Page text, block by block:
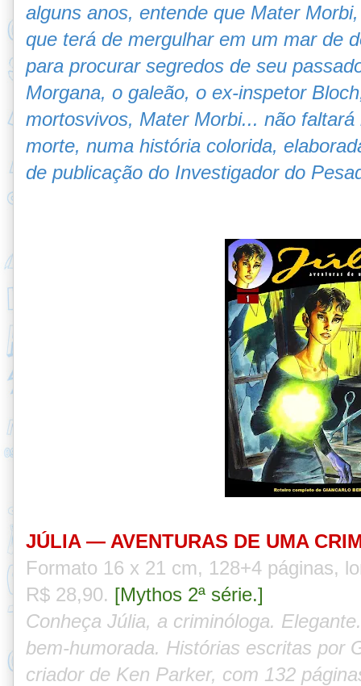
alguns anos, entende que Mater
que terá de mergulhar em um mar de
para procurar segredos de seu
Morgana, o galeão, o ex-inspetor
mortosvivos, Mater Morbi... não
morte, numa história colorida,
de publicação do Investigador do
JÚLIA — AVENTURAS DE UMA
Formato 16 x 21 cm, 128+4 páginas,
R$ 28,90. [Mythos 2ª série.]
Conheça Júlia, a criminóloga.
bem-humorada. Histórias escritas por
criador de Ken Parker, com 132